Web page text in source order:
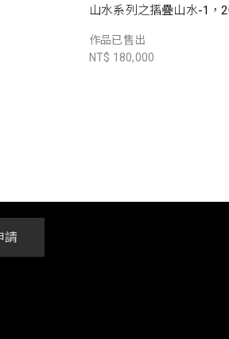
山水系列之摺疊山水-1，
作品已售出
NT$ 180,000
請